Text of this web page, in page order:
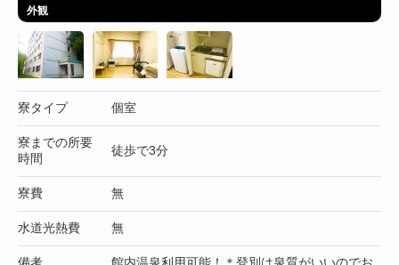
外観
寮タイプ 個室
寮までの所要
時間
徒歩で3分
寮費 無
水道光熱費 無
備考
館内温泉利用可能！＊登別は泉質がいいのでお